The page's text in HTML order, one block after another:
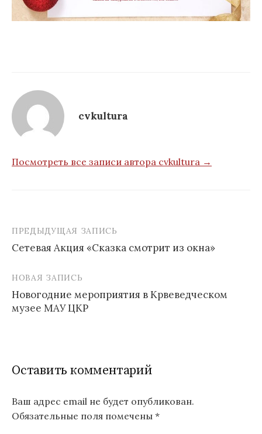
cvkultura
Посмотреть все записи автора cvkultura →
Навигация
по
записям
ПРЕДЫДУЩАЯ ЗАПИСЬ
Сетевая Акция «Сказка смотрит из окна»
НОВАЯ ЗАПИСЬ
Новогодние мероприятия в Крвеведческом
музее МАУ ЦКР
Оставить комментарий
Ваш адрес email не будет опубликован.
Обязательные поля помечены *